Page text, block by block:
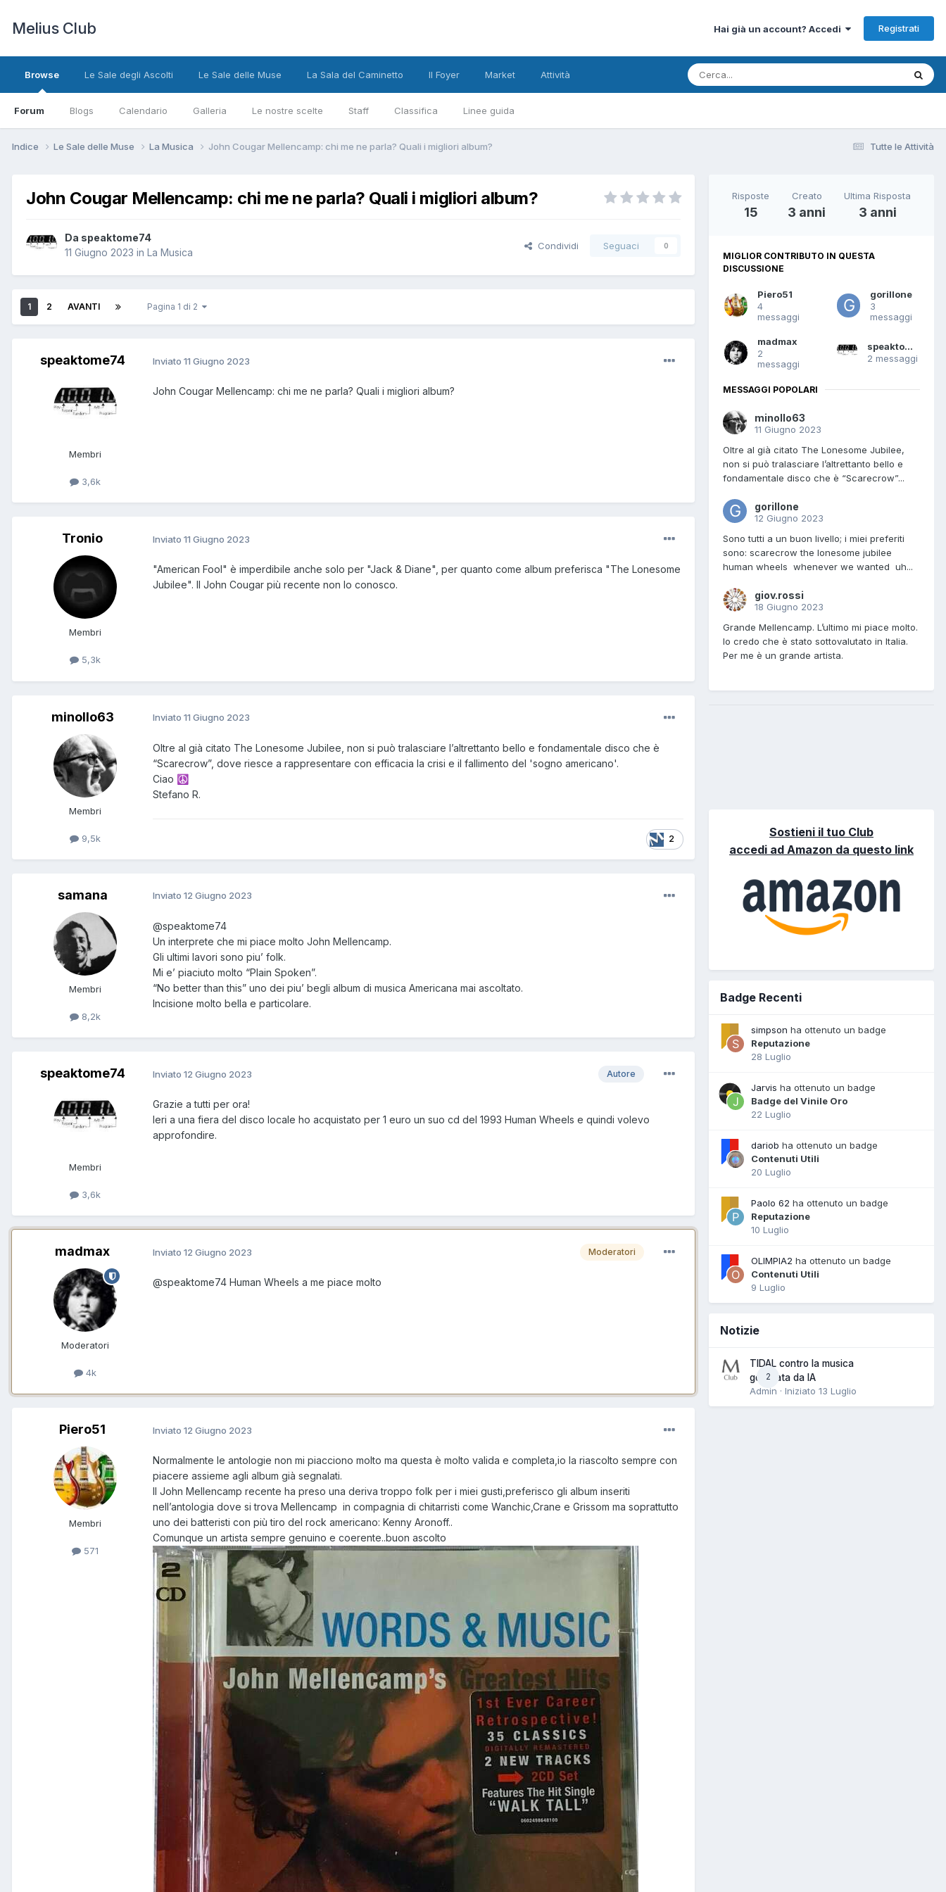
Melius Club Hai già un account? Accedi Registrati
Browse
Forum Blogs Calendario Galleria Le nostre scelte Staff Classifica Linee guida
Le Sale degli Ascolti Le Sale delle Muse La Sala del Caminetto Il Foyer Market Attività
Tutte le Attività
Indice Le Sale delle Muse La Musica John Cougar Mellencamp: chi me ne parla? Quali i migliori album?
John Cougar Mellencamp: chi me ne parla? Quali i migliori album?
Da speaktome74
11 Giugno 2023 in La Musica
Condividi Seguaci 0
1 2 AVANTI Pagina 1 di 2
speaktome74
Membri
3,6k
Inviato 11 Giugno 2023
John Cougar Mellencamp: chi me ne parla? Quali i migliori album?
Tronio
Membri
5,3k
Inviato 11 Giugno 2023
"American Fool" è imperdibile anche solo per "Jack & Diane", per quanto come album preferisca "The Lonesome
Jubilee". Il John Cougar più recente non lo conosco.
minollo63
Membri
9,5k
Inviato 11 Giugno 2023
Oltre al già citato The Lonesome Jubilee, non si può tralasciare l’altrettanto bello e fondamentale disco che è
“Scarecrow”, dove riesce a rappresentare con efficacia la crisi e il fallimento del 'sogno americano'.
Ciao ☮️
Stefano R.
2
samana
Membri
8,2k
Inviato 12 Giugno 2023
@speaktome74
Un interprete che mi piace molto John Mellencamp.
Gli ultimi lavori sono piu’ folk.
Mi e’ piaciuto molto “Plain Spoken”.
“No better than this” uno dei piu’ begli album di musica Americana mai ascoltato.
Incisione molto bella e particolare.
speaktome74
Membri
3,6k
Autore
Inviato 12 Giugno 2023
Grazie a tutti per ora!
Ieri a una fiera del disco locale ho acquistato per 1 euro un suo cd del 1993 Human Wheels e quindi volevo
approfondire.
madmax
Moderatori
4k
Moderatori
Inviato 12 Giugno 2023
@speaktome74 Human Wheels a me piace molto
Piero51
Membri
571
Inviato 12 Giugno 2023
Normalmente le antologie non mi piacciono molto ma questa è molto valida e completa,io la riascolto sempre con
piacere assieme agli album già segnalati.
Il John Mellencamp recente ha preso una deriva troppo folk per i miei gusti,preferisco gli album inseriti
nell’antologia dove si trova Mellencamp in compagnia di chitarristi come Wanchic,Crane e Grissom ma soprattutto
uno dei batteristi con più tiro del rock americano: Kenny Aronoff..
Comunque un artista sempre genuino e coerente..buon ascolto
Risposte
15
Creato
3 anni
Ultima Risposta
3 anni
MIGLIOR CONTRIBUTO IN QUESTA
DISCUSSIONE
Piero51
4
messaggi
gorillone
3
messaggi
madmax
2
messaggi
speaktome74
2 messaggi
MESSAGGI POPOLARI
minollo63
11 Giugno 2023
Oltre al già citato The Lonesome Jubilee,
non si può tralasciare l’altrettanto bello e
fondamentale disco che è “Scarecrow”...
gorillone
12 Giugno 2023
Sono tutti a un buon livello; i miei preferiti
sono: scarecrow the lonesome jubilee
human wheels whenever we wanted uh...
giov.rossi
18 Giugno 2023
Grande Mellencamp. L’ultimo mi piace molto.
Io credo che è stato sottovalutato in Italia.
Per me è un grande artista.
Sostieni il tuo Club
accedi ad Amazon da questo link
Badge Recenti
simpson ha ottenuto un badge
Reputazione
28 Luglio
Jarvis ha ottenuto un badge
Badge del Vinile Oro
22 Luglio
dariob ha ottenuto un badge
Contenuti Utili
20 Luglio
Paolo 62 ha ottenuto un badge
Reputazione
10 Luglio
OLIMPIA2 ha ottenuto un badge
Contenuti Utili
9 Luglio
Notizie
2
TIDAL contro la musica
generata da IA
Admin · Iniziato 13 Luglio